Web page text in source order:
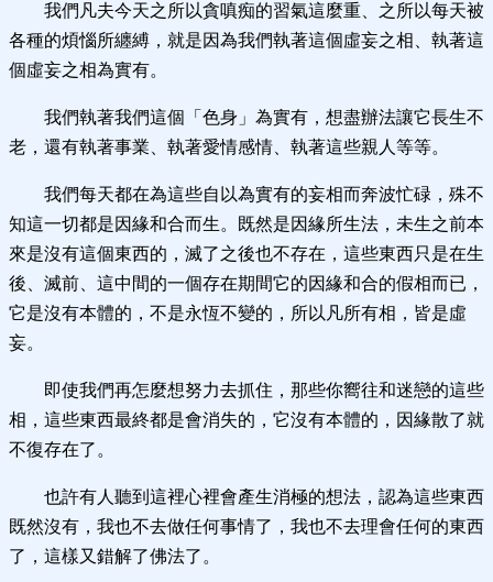
我們凡夫今天之所以貪嗔痴的習氣這麼重、之所以每天被
各種的煩惱所纏縛，就是因為我們執著這個虛妄之相、執著這
個虛妄之相為實有。
我們執著我們這個「色身」為實有，想盡辦法讓它長生不
老，還有執著事業、執著愛情感情、執著這些親人等等。
我們每天都在為這些自以為實有的妄相而奔波忙碌，殊不
知這一切都是因緣和合而生。既然是因緣所生法，未生之前本
來是沒有這個東西的，滅了之後也不存在，這些東西只是在生
後、滅前、這中間的一個存在期間它的因緣和合的假相而已，
它是沒有本體的，不是永恆不變的，所以凡所有相，皆是虛
妄。
即使我們再怎麼想努力去抓住，那些你嚮往和迷戀的這些
相，這些東西最終都是會消失的，它沒有本體的，因緣散了就
不復存在了。
也許有人聽到這裡心裡會產生消極的想法，認為這些東西
既然沒有，我也不去做任何事情了，我也不去理會任何的東西
了，這樣又錯解了佛法了。